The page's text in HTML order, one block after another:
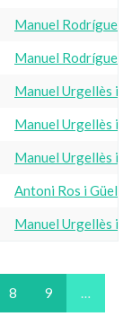
Manuel Rodríguez
Manuel Rodríguez
Manuel Urgellès i
Manuel Urgellès i
Manuel Urgellès i
Antoni Ros i Güell
Manuel Urgellès i
8 9 …